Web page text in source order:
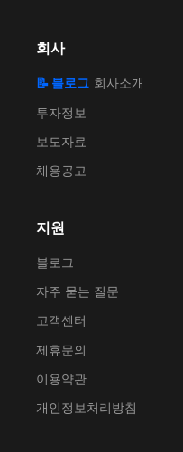
회사
📝 블로그 회사소개
투자정보
보도자료
채용공고
지원
블로그
자주 묻는 질문
고객센터
제휴문의
이용약관
개인정보처리방침